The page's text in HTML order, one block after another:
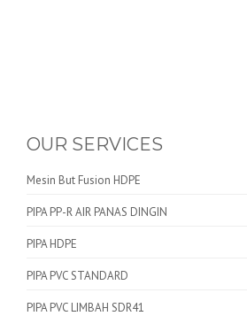
OUR SERVICES
Mesin But Fusion HDPE
PIPA PP-R AIR PANAS DINGIN
PIPA HDPE
PIPA PVC STANDARD
PIPA PVC LIMBAH SDR41